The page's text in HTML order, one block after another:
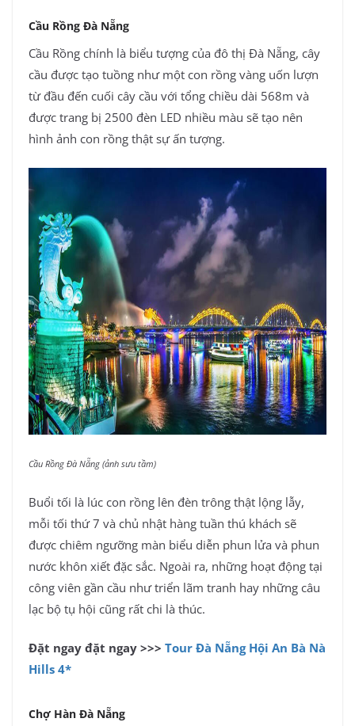
Cầu Rồng Đà Nẵng
Cầu Rồng chính là biểu tượng của đô thị Đà Nẵng, cây
cầu được tạo tuồng như một con rồng vàng uốn lượn
từ đầu đến cuối cây cầu với tổng chiều dài 568m và
được trang bị 2500 đèn LED nhiều màu sẽ tạo nên
hình ảnh con rồng thật sự ấn tượng.
Cầu Rồng Đà Nẵng (ảnh sưu tầm)
Buổi tối là lúc con rồng lên đèn trông thật lộng lẫy,
mỗi tối thứ 7 và chủ nhật hàng tuần thú khách sẽ
được chiêm ngưỡng màn biểu diễn phun lửa và phun
nước khôn xiết đặc sắc. Ngoài ra, những hoạt động tại
công viên gần cầu như triển lãm tranh hay những câu
lạc bộ tụ hội cũng rất chi là thúc.
Đặt ngay đặt ngay >>> Tour Đà Nẵng Hội An Bà Nà
Hills 4*
Chợ Hàn Đà Nẵng